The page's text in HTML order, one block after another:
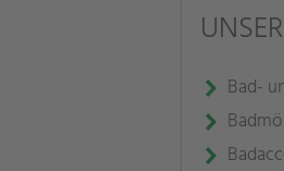
Bad-